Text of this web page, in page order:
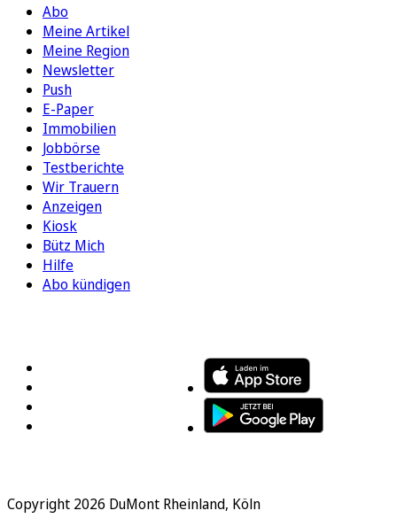
Abo
Meine Artikel
Meine Region
Newsletter
Push
E-Paper
Immobilien
Jobbörse
Testberichte
Wir Trauern
Anzeigen
Kiosk
Bütz Mich
Hilfe
Abo kündigen
Copyright 2026 DuMont Rheinland, Köln